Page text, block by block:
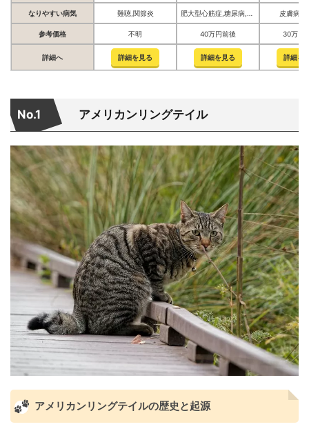
なりやすい病気 難聴,関節炎 皮膚病,
参考価格 不明 40万円前後 30万円
詳細へ 詳細を見る 詳細を見る 詳細を
No.1 アメリカンリングテイル
アメリカンリングテイルの歴史と起源